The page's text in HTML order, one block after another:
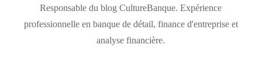
Responsable du blog CultureBanque. Expérience
professionnelle en banque de détail, finance d'entreprise et
analyse financière.